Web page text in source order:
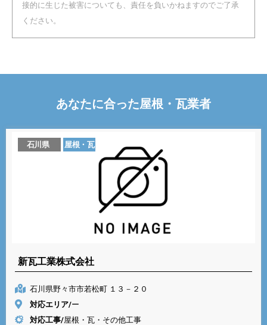
接的に生じた被害についても、責任を負いかねますのでご了承
ください。
あなたに合った屋根・瓦業者
石川県 屋根・瓦
新瓦工業株式会社
石川県野々市市若松町 １３－２０
対応エリア/ー
対応工事/屋根・瓦・その他工事